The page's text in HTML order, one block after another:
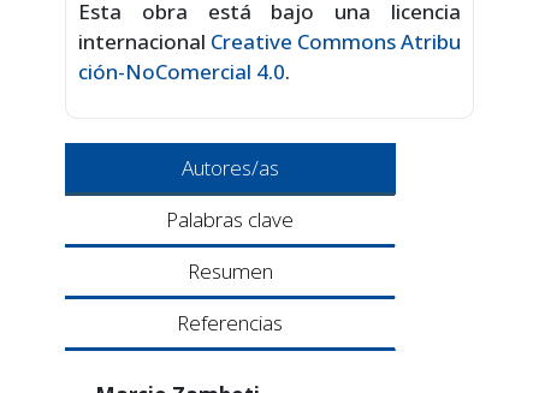
Esta obra está bajo una licencia
internacional Creative Commons Atribu
ción-NoComercial 4.0.
Autores/as
Palabras clave
Resumen
Referencias